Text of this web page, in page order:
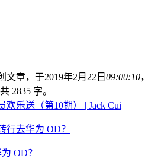
文章，于2019年2月22日 09:00:10，
2835 字。
欢乐送（第10期） | Jack Cui
OD？